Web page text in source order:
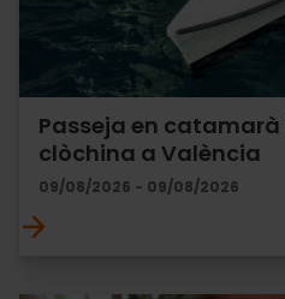
Passeja en
clòchina a València
09/08/2026 - 09/08/2026